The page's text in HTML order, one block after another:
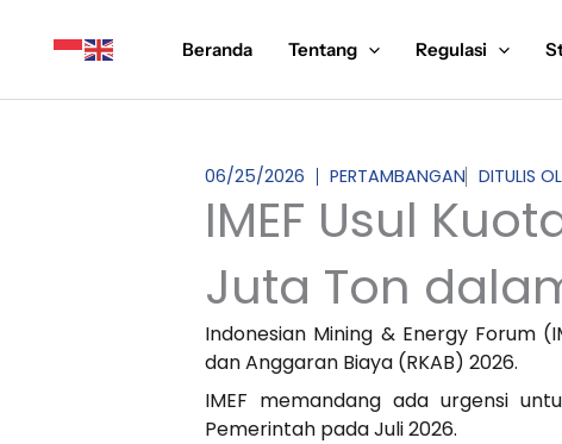
Beranda Tentang Regulasi
06/25/2026 PERTAMBANGAN DITULIS
IMEF Usul
Juta Ton
Indonesian Mining & Energy Forum
dan Anggaran Biaya (RKAB) 2026.
IMEF memandang ada urgensi
Pemerintah pada Juli 2026.